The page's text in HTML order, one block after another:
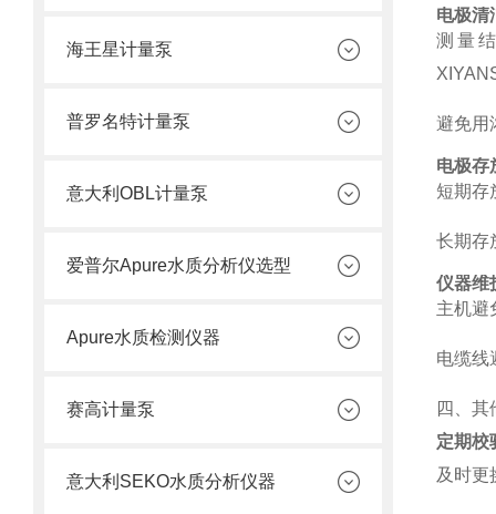
海王星计量泵
普罗名特计量泵
意大利OBL计量泵
爱普尔Apure水质分析仪选型
Apure水质检测仪器
赛高计量泵
意大利SEKO水质分析仪器
电极清
测量
避免用
电极存
短期存
长期存
仪器维
主机避
电缆线
四、其
定期校
及时更